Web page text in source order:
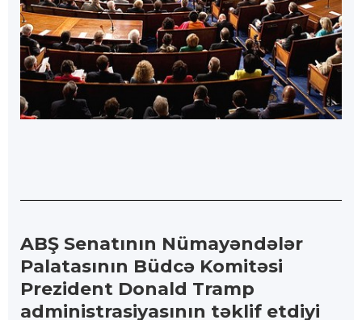
ABŞ Senatının Nümayəndələr
Palatasının Büdcə Komitəsi
Prezident Donald Tramp
administrasiyasının təklif etdiyi